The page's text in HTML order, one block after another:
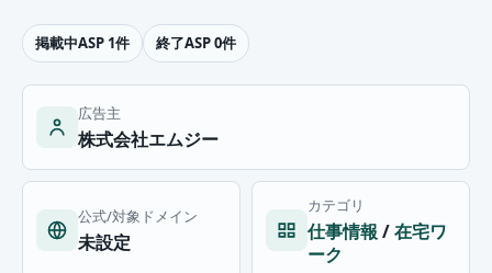
掲載中ASP 1件 終了ASP 0件
広告主
株式会社エムジー
公式/対象ドメイン
未設定
カテゴリ
仕事情報 /在宅ワ
ーク